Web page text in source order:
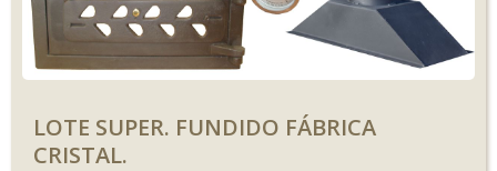
LOTE SUPER. FUNDIDO FÁBRICA
CRISTAL.